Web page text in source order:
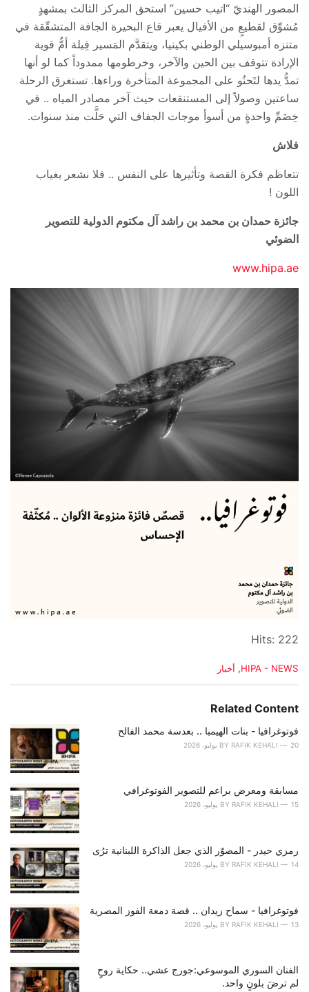
المصور الهنديّ “اتيب حسين” استحق المركز الثالث بمشهدٍ
مُشوِّق لقطيعٍ من الأفيال يعبر قاع البحيرة الجافة المتشقّقة في
متنزه أمبوسيلي الوطني بكينيا، ويتقدَّم المَسير فِيلة أمٌّ قوية
الإرادة تتوقف بين الحين والآخر، وخرطومها ممدوداً كما لو أنها
تمدُّ يدها لتَحنُو على المجموعة المتأخرة وراءها. تستغرق الرحلة
ساعتين وصولاً إلى المستنقعات حيث آخر مصادر المياه .. في
خِضَمِّ واحدةٍ من أسوأ موجات الجفاف التي حَلَّت منذ سنوات.
فلاش
تتعاظم فكرة القصة وتأثيرها على النفس .. فلا نشعر بغياب
اللون !
جائزة حمدان بن محمد بن راشد آل مكتوم الدولية للتصوير
الضوئي
www.hipa.ae
Hits: 222
C
e
o
r
:
HIPA - NEWS
, أخبار
Related Content
فوتوغرافيا - بنات الهيمبا .. بعدسة محمد الفالح
BY RAFIK KEHALI 20 يوليو، 2026
مسابقة ومعرض براعم للتصوير الفوتوغرافي
BY RAFIK KEHALI 15 يوليو، 2026
رمزي حيدر - المصوّر الذي جعل الذاكرة اللبنانية ترُى
BY RAFIK KEHALI 14 يوليو، 2026
فوتوغرافيا - سماح زيدان .. قصة دمعة الفوز المصرية
BY RAFIK KEHALI 13 يوليو، 2026
الفنان السوري الموسوعي:جورج عشي.. حكاية روحٍ
لم ترضَ بلونٍ واحد.